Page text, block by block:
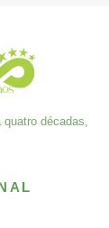
quatro décadas,